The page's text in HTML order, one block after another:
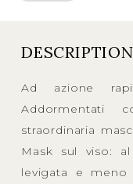
DESCRIPTION
Ad azione
Addormentati
straordinaria
Mask sul viso:
levigata e meno